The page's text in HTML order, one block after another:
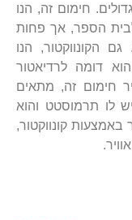
חימום זה, הנו
הספר, אך פחות
הקונווקטור, הנו
דומה לרדיאטור
חימום זה, מתאים
לו תרמוסטט והוא
באמצעות קונווקטור,